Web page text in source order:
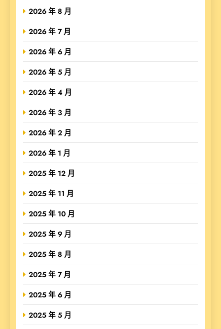
2026 年 8 月
2026 年 7 月
2026 年 6 月
2026 年 5 月
2026 年 4 月
2026 年 3 月
2026 年 2 月
2026 年 1 月
2025 年 12 月
2025 年 11 月
2025 年 10 月
2025 年 9 月
2025 年 8 月
2025 年 7 月
2025 年 6 月
2025 年 5 月